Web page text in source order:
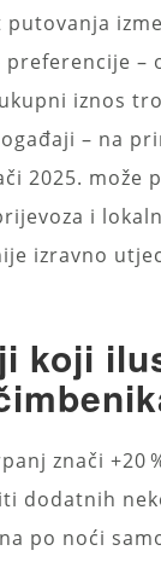
putovanja
preferencije –
iznos
– na
2025. može
i
izravno
koji
znači +20
dodatnih
po noći